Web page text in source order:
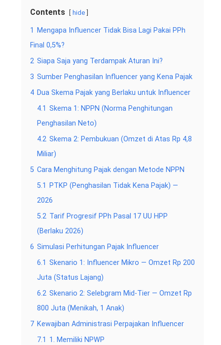
Contents hide
1
Mengapa Influencer Tidak Bisa Lagi Pakai PPh
Final 0,5%?
2 Siapa Saja yang Terdampak Aturan Ini?
3 Sumber Penghasilan Influencer yang Kena Pajak
4 Dua Skema Pajak yang Berlaku untuk Influencer
4.1 Skema 1: NPPN (Norma Penghitungan
Penghasilan Neto)
4.2 Skema 2: Pembukuan (Omzet di Atas Rp 4,8
Miliar)
5 Cara Menghitung Pajak dengan Metode NPPN
5.1
PTKP (Penghasilan Tidak Kena Pajak) —
2026
5.2 Tarif Progresif PPh Pasal 17 UU HPP
(Berlaku 2026)
6 Simulasi Perhitungan Pajak Influencer
6.1 Skenario 1: Influencer Mikro — Omzet Rp 200
Juta (Status Lajang)
6.2 Skenario 2: Selebgram Mid-Tier — Omzet Rp
800 Juta (Menikah, 1 Anak)
7 Kewajiban Administrasi Perpajakan Influencer
7.1 1. Memiliki NPWP